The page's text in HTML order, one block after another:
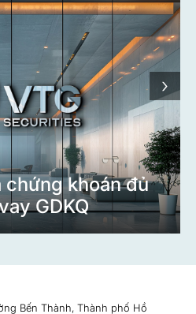
chứng khoán đủ
GDKQ
›
Bến Thành, Thành phố Hồ